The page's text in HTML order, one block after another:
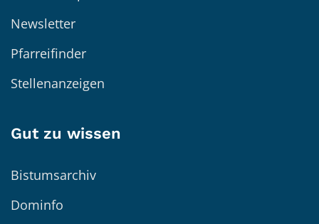
Newsletter
Pfarreifinder
Stellenanzeigen
Gut zu wissen
Bistumsarchiv
Dominfo